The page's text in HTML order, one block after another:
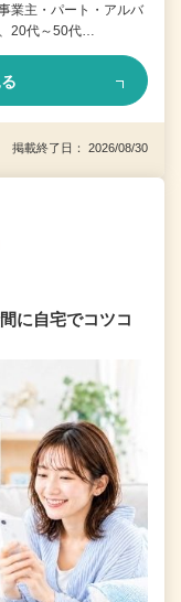
業主・パート・アルバ
20代～50代…
掲載終了日： 2026/08/30
に自宅でコツコ